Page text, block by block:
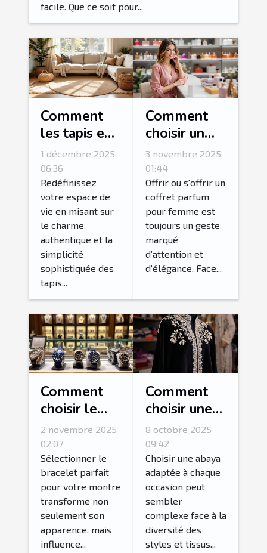
facile. Que ce soit pour...
Comment
les tapis en
jute peuvent
transformer
votre
intérieur ?
1 décembre 2025
06:36
Redéfinissez
votre espace de
vie en misant sur
le charme
authentique et la
simplicité
sophistiquée des
tapis...
Comment
choisir un
coffret
parfum pour
femme idéal
?
3 novembre 2025
01:44
Offrir ou s'offrir un
coffret parfum
pour femme est
toujours un geste
marqué
d’attention et
d’élégance. Face...
Comment
choisir le
bracelet
idéal pour
votre
montre ?
2 novembre 2025
02:07
Sélectionner le
bracelet parfait
pour votre montre
transforme non
seulement son
apparence, mais
influence...
Comment
choisir une
abaya
adaptée à
chaque
occasion ?
8 octobre 2025
09:42
Choisir une abaya
adaptée à chaque
occasion peut
sembler
complexe face à la
diversité des
styles et tissus...